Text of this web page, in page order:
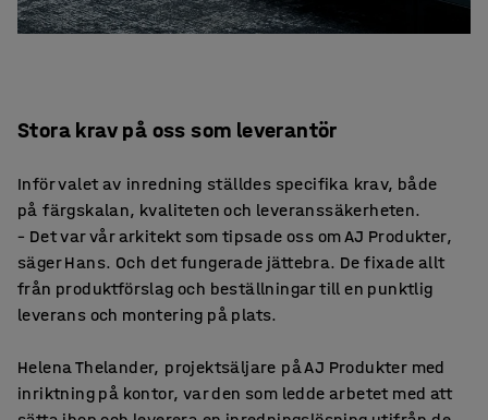
Stora krav på oss som leverantör
Inför valet av inredning ställdes specifika krav, både
på färgskalan, kvaliteten och leveranssäkerheten.
– Det var vår arkitekt som tipsade oss om AJ Produkter,
säger Hans. Och det fungerade jättebra. De fixade allt
från produktförslag och beställningar till en punktlig
leverans och montering på plats.
Helena Thelander, projektsäljare på AJ Produkter med
inriktning på kontor, var den som ledde arbetet med att